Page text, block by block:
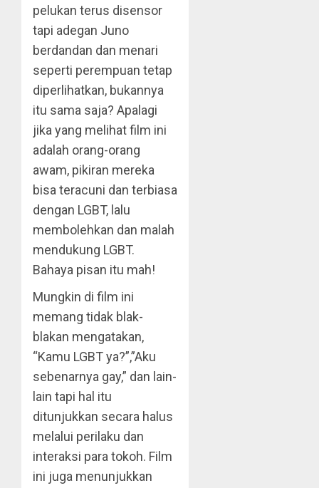
pelukan terus disensor
tapi adegan Juno
berdandan dan menari
seperti perempuan tetap
diperlihatkan, bukannya
itu sama saja? Apalagi
jika yang melihat film ini
adalah orang-orang
awam, pikiran mereka
bisa teracuni dan terbiasa
dengan LGBT, lalu
membolehkan dan malah
mendukung LGBT.
Bahaya pisan itu mah!
Mungkin di film ini
memang tidak blak-
blakan mengatakan,
“Kamu LGBT ya?”,”Aku
sebenarnya gay,” dan lain-
lain tapi hal itu
ditunjukkan secara halus
melalui perilaku dan
interaksi para tokoh. Film
ini juga menunjukkan